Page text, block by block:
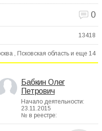
0
13418
, Псковская область и еще 14
Бабкин Олег
Петрович
Начало деятельности:
23.11.2015
№ в реестре: